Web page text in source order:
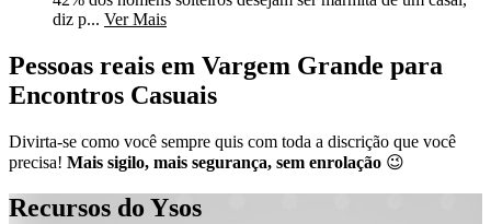
diz p... Ver Mais
Pessoas reais em Vargem Grande para
Encontros Casuais
Divirta-se como você sempre quis com toda a discrição que você
precisa! Mais sigilo, mais segurança, sem enrolação 😉
Recursos do Ysos